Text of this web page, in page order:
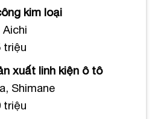
kim loại
triệu
xuất linh kiện ô tô
Shimane
triệu